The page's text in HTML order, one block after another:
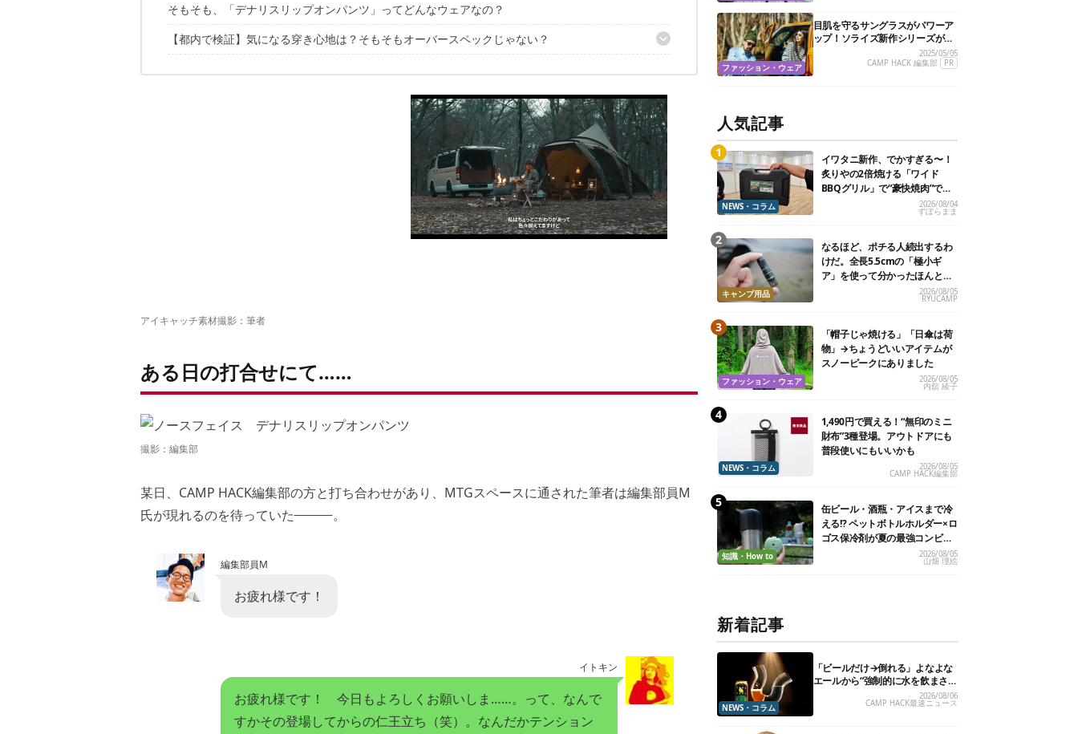
そもそも、「デナリスリップオンパンツ」ってどんなウェアなの？
【都内で検証】気になる穿き心地は？そもそもオーバースペックじゃない？
厚みのあるフリース素材が優れた保温性を発揮！
アイキャッチ素材撮影：筆者
ある日の打合せにて……
撮影：編集部
某日、CAMP HACK編集部の方と打ち合わせがあり、MTGスペースに通された筆者は編集部員M
氏が現れるのを待っていた
。
編集部員M
お疲れ様です！
イトキン
お疲れ様です！ 今日もよろしくお願いしま……。って、なんで
すかその登場してからの仁王立ち（笑）。なんだかテンション
ファッション・ウェア
目肌を守るサングラスがパワーア
ップ！ソライズ新作シリーズがさ
らに進化してタフになったぞ2025/05/05
CAMP HACK 編集部
PR
人気記事
NEWS・コラム
イワタニ新作、でかすぎる〜！
炙りやの2倍焼ける「ワイド
BBQグリル」で“豪快焼肉”でき
2026/08/04
ずぼらまま
キャンプ用品
なるほど、ポチる人続出するわ
けだ。全長5.5cmの「極小ギ
ア」を使って分かったほんとの
2026/08/05
RYUCAMP
ファッション・ウェア
「帽子じゃ焼ける」「日傘は荷
物」→ちょうどいいアイテムが
スノーピークにありました
2026/08/05
内舘 綾子
NEWS・コラム
1,490円で買える！“無印のミニ
財布”3種登場。アウトドアにも
普段使いにもいいかも
2026/08/05
CAMP HACK編集部
知識・How to
缶ビール・酒瓶・アイスまで冷
える!? ペットボトルホルダー×ロ
ゴス保冷剤が夏の最強コンビだ
2026/08/05
山畑 理絵
新着記事
NEWS・コラム
「ビールだけ→倒れる」よなよな
エールから“強制的に水を飲まさ
2026/08/06
CAMP HACK最速ニュース